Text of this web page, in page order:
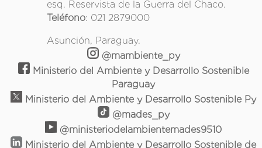
esq. Reservista de la Guerra del Chaco.
Teléfono: 021 2879000
Asunción, Paraguay.
@mambiente_py
Ministerio del Ambiente y Desarrollo Sostenible
Paraguay
Ministerio del Ambiente y Desarrollo Sostenible Py
@mades_py
@ministeriodelambientemades9510
Ministerio del Ambiente y Desarrollo Sostenible de